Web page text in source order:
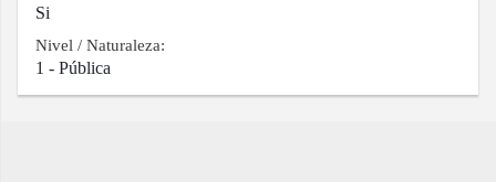
Contacto
Si
Nivel / Naturaleza:
1 - Pública